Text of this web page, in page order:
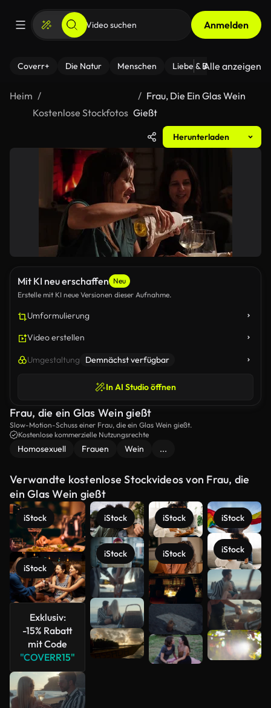
Anmelden
Coverr+ Die Natur Menschen Liebe & Beziehungen
Alle anzeigen
Heim
Kostenlose Stockfotos
Frau, Die Ein Glas Wein
Gießt
Herunterladen
Mit KI neu erschaffen Neu
Erstelle mit KI neue Versionen dieser Aufnahme.
Umformulierung
Video erstellen
Umgestaltung Demnächst verfügbar
In AI Studio öffnen
Frau, die ein Glas Wein gießt
Slow-Motion-Schuss einer Frau, die ein Glas Wein gießt.
Kostenlose kommerzielle Nutzungsrechte
Homosexuell Frauen Wein ...
Verwandte kostenlose Stockvideos von Frau, die
ein Glas Wein gießt
iStock
iStock
Exklusiv:
-15% Rabatt
mit Code
"COVERR15"
iStock
iStock
iStock
iStock
iStock
iStock
Mehr
anzeigen